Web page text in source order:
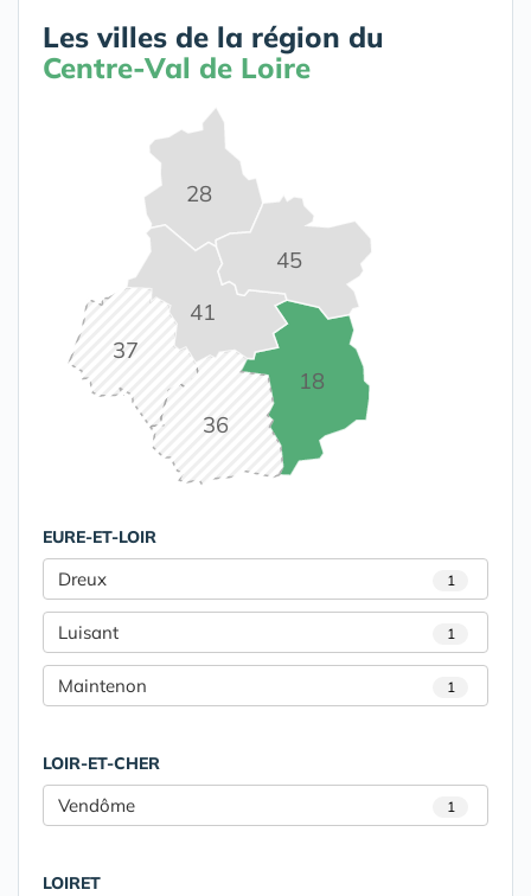
Les villes de la région du
Centre-Val de Loire
18
28
36
37
41
45
EURE-ET-LOIR
Dreux 1
Luisant 1
Maintenon 1
LOIR-ET-CHER
Vendôme 1
LOIRET